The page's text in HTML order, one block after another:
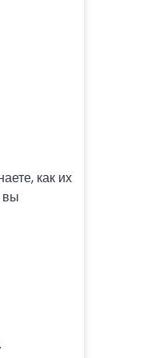
как их
вы